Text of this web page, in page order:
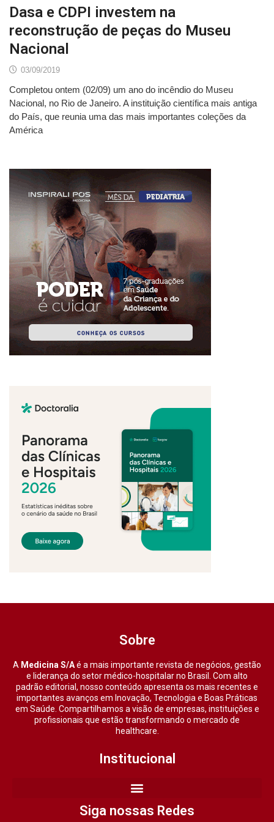
Dasa e CDPI investem na
reconstrução de peças do Museu
Nacional
03/09/2019
Completou ontem (02/09) um ano do incêndio do Museu
Nacional, no Rio de Janeiro. A instituição científica mais antiga
do País, que reunia uma das mais importantes coleções da
América
Sobre
A Medicina S/Aé a mais importante revista de negócios, gestão
e liderança do setor médico-hospitalar no Brasil. Com alto
padrão editorial, nosso conteúdo apresenta os mais recentes e
importantes avanços em Inovação, Tecnologia e Boas Práticas
em Saúde. Compartilhamos a visão de empresas, instituições e
profissionais que estão transformando o mercado de
healthcare.
Institucional
Siga nossas Redes